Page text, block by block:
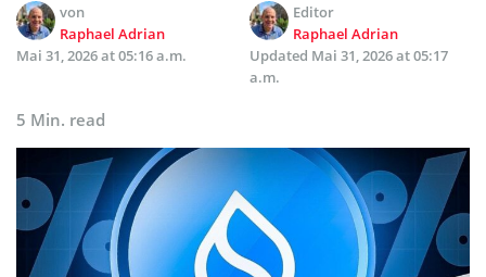
von
Raphael Adrian
Editor
Raphael Adrian
Mai 31, 2026 at 05:16 a.m.
Updated Mai 31, 2026 at 05:17
a.m.
5 Min. read